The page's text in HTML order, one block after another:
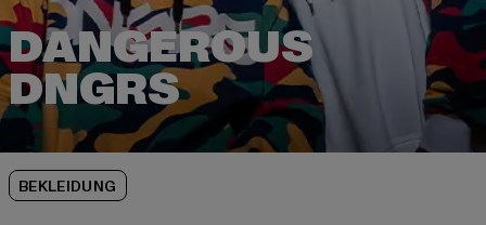
DANGEROUS
BEKLEIDUNG